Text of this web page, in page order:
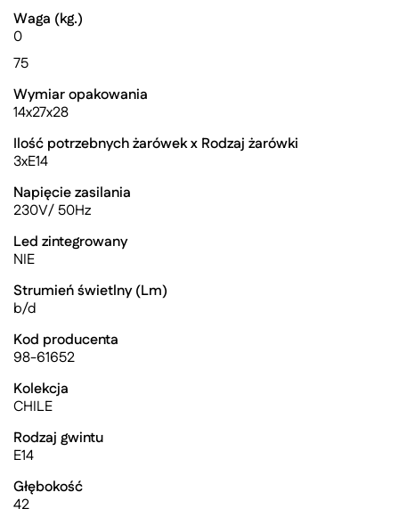
Waga (kg.)
0
75
Wymiar opakowania
14x27x28
Ilość potrzebnych żarówek x Rodzaj żarówki
3xE14
Napięcie zasilania
230V/ 50Hz
Led zintegrowany
NIE
Strumień świetlny (Lm)
b/d
Kod producenta
98-61652
Kolekcja
CHILE
Rodzaj gwintu
E14
Głębokość
42